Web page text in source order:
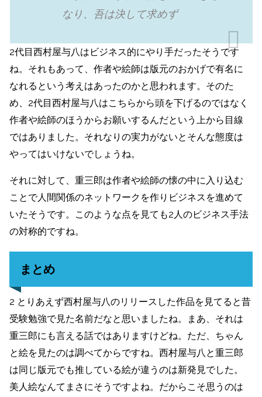
なり、吾は決して求めず
2代目西村屋与八はビジネス的にやり手だったそうです
ね。それもあって、作者や絵師は版元のおかげで有名に
なれるという考えはあったのかと思われます。そのた
め、2代目西村屋与八はこちらから頭を下げるのではなく
作者や絵師のほうからお願いするんだという上から目線
ではありました。それなりの実力がないとそんな態度は
やってはいけないでしょうね。
それに対して、重三郎は作者や絵師の懐の中に入り込む
ことで人間関係のネットワークを作りビジネスを進めて
いたそうです。このような点を見ても2人のビジネス手法
の対称的ですね。
まとめ
2 とりあえず西村屋与八のリリースした作品を見てると昔
受験勉強で見た名前だなと思いましたね。まあ、それは
重三郎にも言える話ではありますけどね。ただ、ちゃん
と絵を見たのは調べてからですね。西村屋与八と重三郎
は同じ版元でも推している絵が違うのは新発見でした。
美人絵なんてまさにそうですよね。だからこそ思うのは